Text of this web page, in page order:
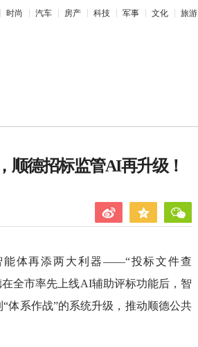
时尚 汽车 房产 科技 军事 文化 旅游
顺德招标监管AI再升级！
能体再添两大利器——“投标文件查
全市率先上线AI辅助评标功能后，智
体系作战”的系统升级，推动顺德公共